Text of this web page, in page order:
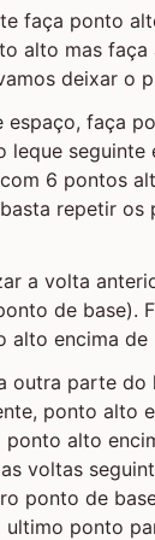
faça ponto
alto mas
deixar o
espaço, faça
leque
6 pontos
repetir
a volta
de base).
alto encima
outra parte
ponto alto
alto
voltas
ponto de
ponto